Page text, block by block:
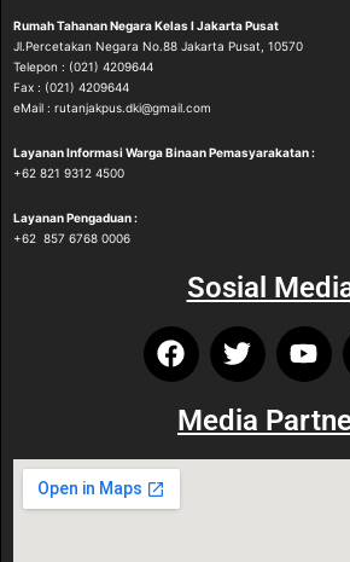
Rumah Tahanan NegaraKelas I Jakarta Pusat
Jl.Percetakan Negara No.88 Jakarta Pusat, 10570
Telepon : (021) 4209644
Fax : (021) 4209644
eMail : rutanjakpus.dki@gmail.com
Layanan Informasi Warga Binaan Pemasyarakatan :
‪+62 821 9312 4500‬
Layanan Pengaduan :
‪+62 857 6768 0006
Sosial
Media